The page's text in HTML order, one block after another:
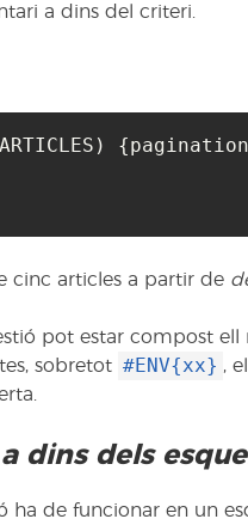
a dins del criteri.
(ARTICLES)
cinc articles a partir de
pot estar compost
sobretot #ENV{xx} ,
dins dels
ha de funcionar en un